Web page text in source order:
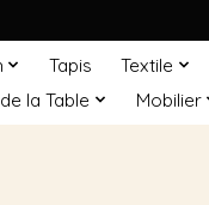
Tapis Textile
la Table Mobilier